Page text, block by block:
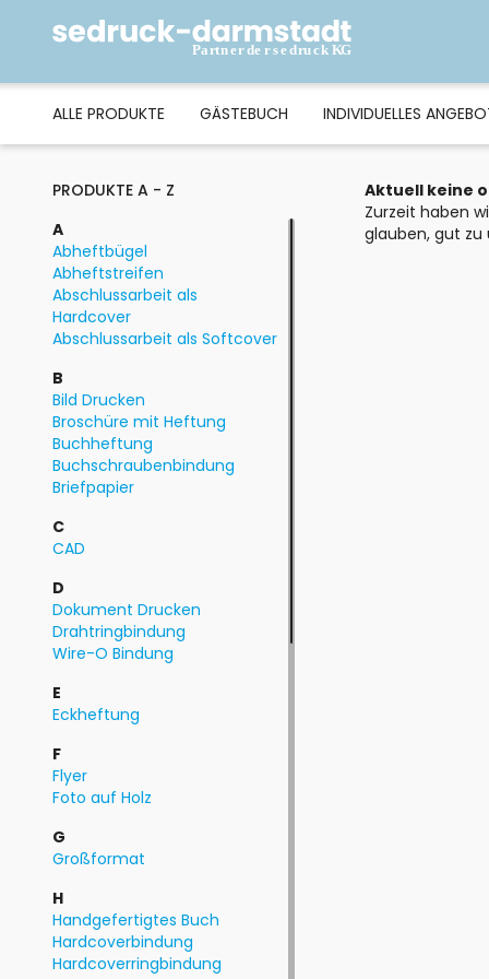
ALLE PRODUKTE GÄSTEBUCH INDIVIDUELLES
PRODUKTE A - Z
A
Abheftbügel
Abheftstreifen
Abschlussarbeit als
Hardcover
Abschlussarbeit als Softcover
B
Bild Drucken
Broschüre mit Heftung
Buchheftung
Buchschraubenbindung
Briefpapier
C
CAD
D
Dokument Drucken
Drahtringbindung
Wire-O Bindung
E
Eckheftung
F
Flyer
Foto auf Holz
G
Großformat
H
Handgefertigtes Buch
Hardcoverbindung
Hardcoverringbindung
Aktuell keine
Zurzeit haben
glauben, gut zu